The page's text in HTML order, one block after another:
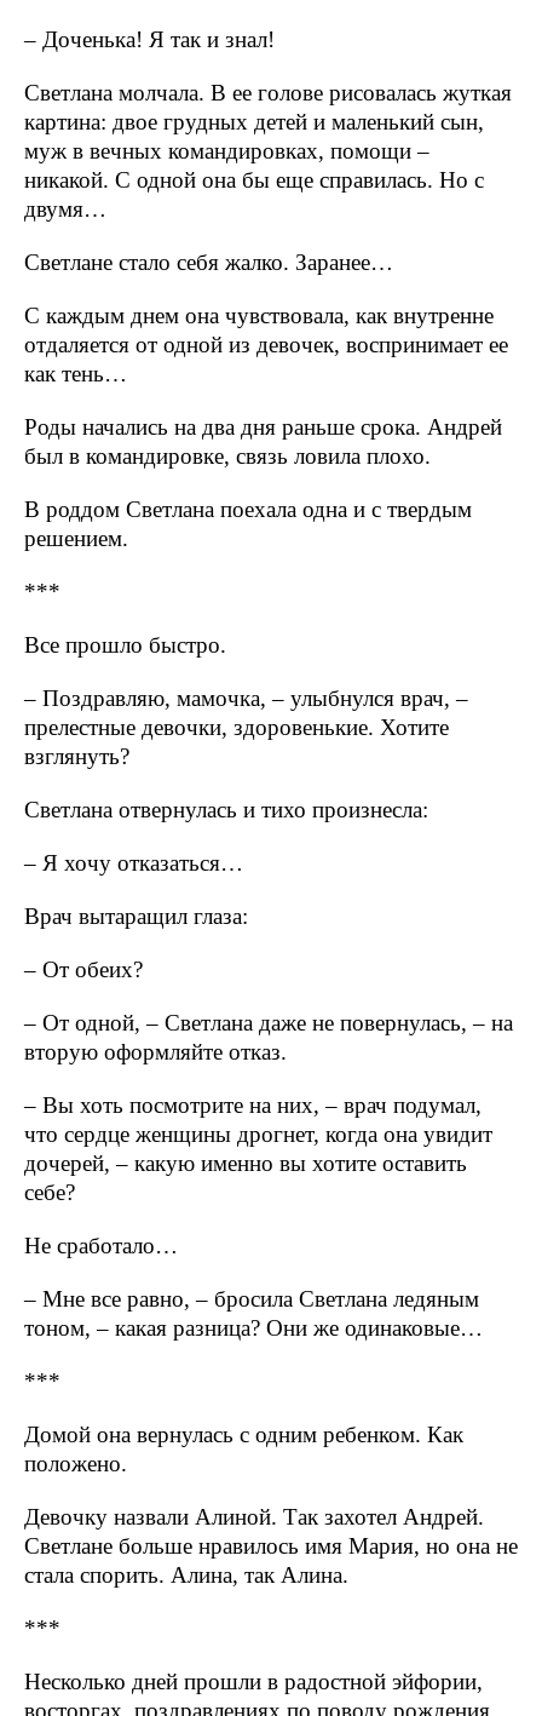
– Доченька! Я так и знал!
Светлана молчала. В ее голове рисовалась жуткая
картина: двое грудных детей и маленький сын,
муж в вечных командировках, помощи –
никакой. С одной она бы еще справилась. Но с
двумя…
Светлане стало себя жалко. Заранее…
С каждым днем она чувствовала, как внутренне
отдаляется от одной из девочек, воспринимает ее
как тень…
Роды начались на два дня раньше срока. Андрей
был в командировке, связь ловила плохо.
В роддом Светлана поехала одна и с твердым
решением.
***
Все прошло быстро.
– Поздравляю, мамочка, – улыбнулся врач, –
прелестные девочки, здоровенькие. Хотите
взглянуть?
Светлана отвернулась и тихо произнесла:
– Я хочу отказаться…
Врач вытаращил глаза:
– От обеих?
– От одной, – Светлана даже не повернулась, ‒ на
вторую оформляйте отказ.
– Вы хоть посмотрите на них, – врач подумал,
что сердце женщины дрогнет, когда она увидит
дочерей, – какую именно вы хотите оставить
себе?
Не сработало…
– Мне все равно, – бросила Светлана ледяным
тоном, – какая разница? Они же одинаковые…
***
Домой она вернулась с одним ребенком. Как
положено.
Девочку назвали Алиной. Так захотел Андрей.
Светлане больше нравилось имя Мария, но она не
стала спорить. Алина, так Алина.
***
Несколько дней прошли в радостной эйфории,
восторгах, поздравлениях по поводу рождения